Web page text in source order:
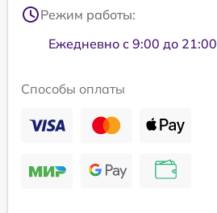
Режим работы:
Ежедневно с 9:00 до 21:00
Способы оплаты